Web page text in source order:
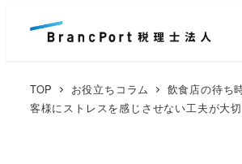
TOP お役立ちコラム
飲食店の待ち
客様にストレスを感じさせない工夫が大切